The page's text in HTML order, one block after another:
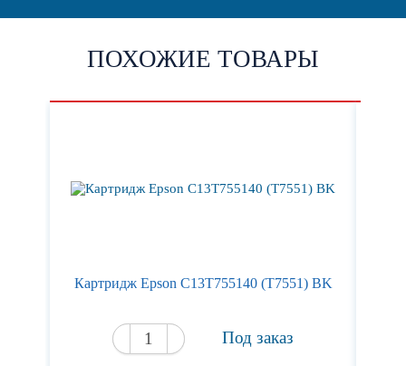
ПОХОЖИЕ ТОВАРЫ
Картридж Epson C13T755140 (T7551) BK
Под заказ